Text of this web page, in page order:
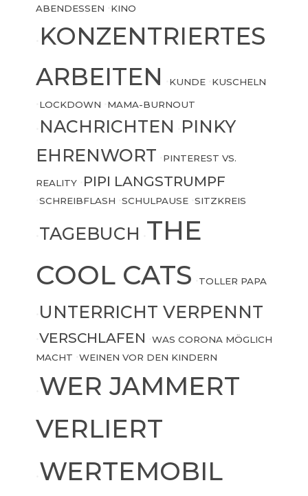
ABENDESSEN
KINO
KONZENTRIERTES
ARBEITEN
KUNDE KUSCHELN
LOCKDOWN MAMA-BURNOUT
NACHRICHTEN PINKY
EHRENWORT
PINTEREST VS.
REALITY PIPI LANGSTRUMPF
SCHREIBFLASH SCHULPAUSE SITZKREIS
TAGEBUCH THE
COOL CATS
TOLLER PAPA
UNTERRICHT VERPENNT
VERSCHLAFEN
WAS CORONA MÖGLICH
MACHT
WEINEN VOR DEN KINDERN
WER JAMMERT
VERLIERT
WERTEMOBIL